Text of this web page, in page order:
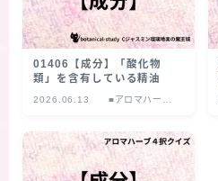
01406【成分】「酸化物
類」を含有している精油
2026.06.13
■アロマハーブ